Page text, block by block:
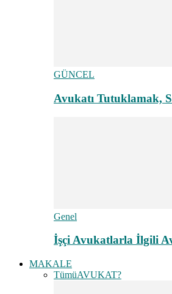
GÜNCEL
Avukatı Tutuklamak,
Genel
İşçi Avukatlarla İlgili
MAKALE
TümüAVUKAT?